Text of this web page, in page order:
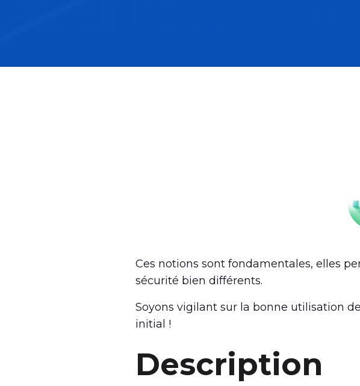
Ces notions sont fondamentales, elles
sécurité bien différents.
Soyons vigilant sur la bonne utilisation
initial !
Description